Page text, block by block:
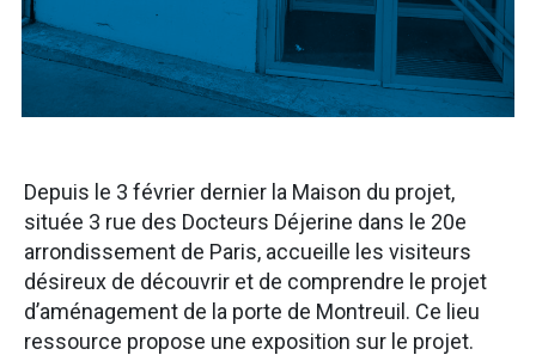
Depuis le 3 février dernier la Maison du projet,
située 3 rue des Docteurs Déjerine dans le 20e
arrondissement de Paris, accueille les visiteurs
désireux de découvrir et de comprendre le projet
d’aménagement de la porte de Montreuil. Ce lieu
ressource propose une exposition sur le projet.